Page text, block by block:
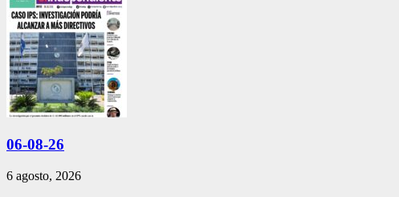
06-08-26
6 agosto, 2026